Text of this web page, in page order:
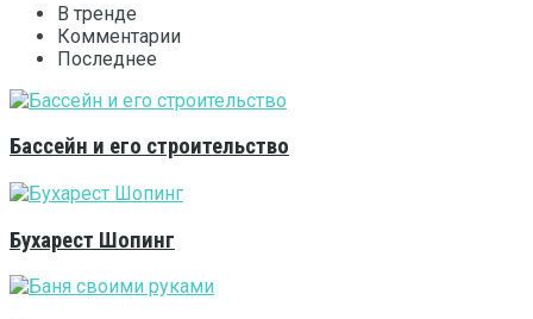
В тренде
Комментарии
Последнее
Бассейн и его строительство
Бухарест Шопинг